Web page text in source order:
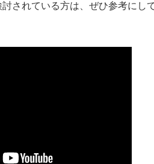
されている方は、ぜひ参考にし